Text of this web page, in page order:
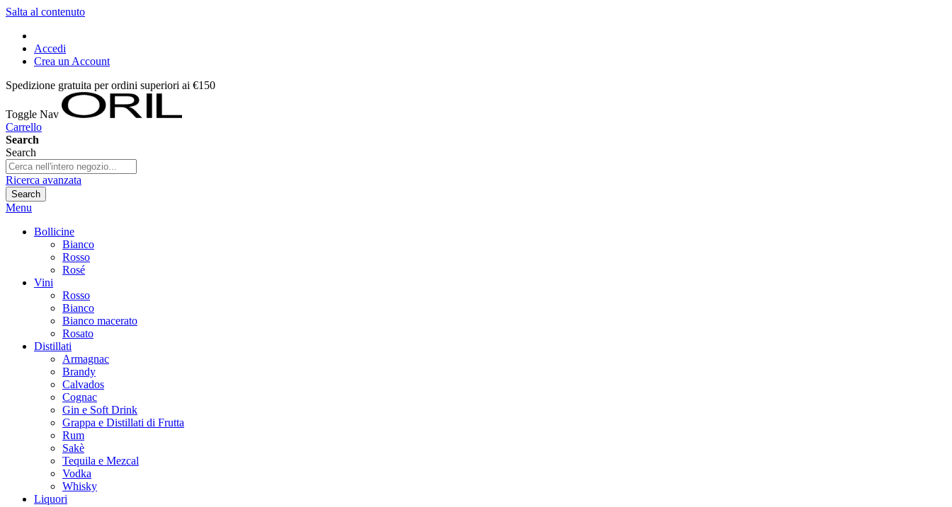
Salta al contenuto
Accedi
Crea un Account
Spedizione gratuita per ordini superiori ai €150
Toggle Nav
Carrello
Search
Search
Ricerca avanzata
Search
Menu
Bollicine
Bianco
Rosso
Rosé
Vini
Rosso
Bianco
Bianco macerato
Rosato
Distillati
Armagnac
Brandy
Calvados
Cognac
Gin e Soft Drink
Grappa e Distillati di Frutta
Rum
Sakè
Tequila e Mezcal
Vodka
Whisky
Liquori